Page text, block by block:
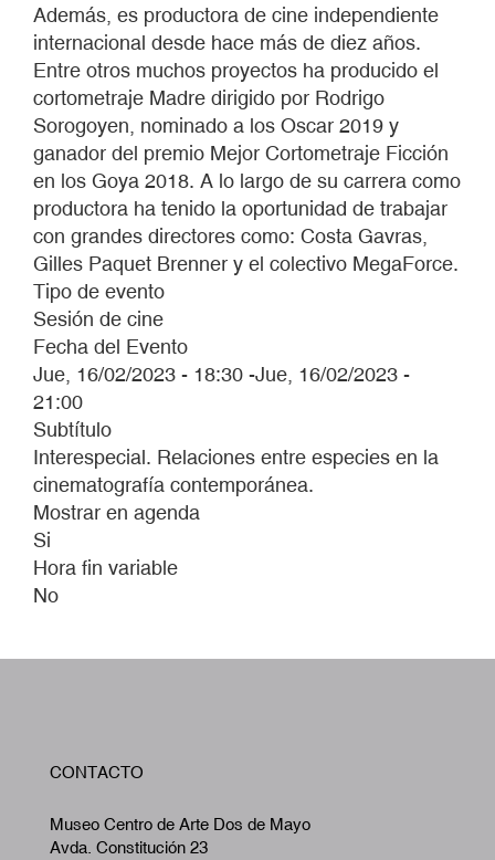
Además, es productora de cine independiente
internacional desde hace más de diez años.
Entre otros muchos proyectos ha producido el
cortometraje Madre dirigido por Rodrigo
Sorogoyen, nominado a los Oscar 2019 y
ganador del premio Mejor Cortometraje Ficción
en los Goya 2018. A lo largo de su carrera como
productora ha tenido la oportunidad de trabajar
con grandes directores como: Costa Gavras,
Gilles Paquet Brenner y el colectivo MegaForce.
Tipo de evento
Sesión de cine
Fecha del Evento
Jue, 16/02/2023 - 18:30 -Jue, 16/02/2023 -
21:00
Subtítulo
Interespecial. Relaciones entre especies en la
cinematografía contemporánea.
Mostrar en agenda
Si
Hora fin variable
No
CONTACTO
Museo Centro de Arte Dos de Mayo
Avda. Constitución 23